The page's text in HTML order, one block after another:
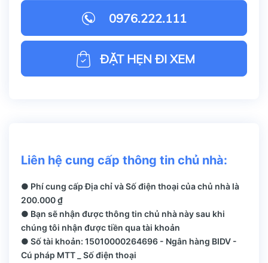
0976.222.111
ĐẶT HẸN ĐI XEM
Liên hệ cung cấp thông tin chủ nhà:
● Phí cung cấp Địa chỉ và Số điện thoại của chủ nhà là
200.000 ₫
● Bạn sẽ nhận được thông tin chủ nhà này sau khi
chúng tôi nhận được tiền qua tài khoản
● Số tài khoản: 15010000264696 - Ngân hàng BIDV -
Cú pháp MTT _ Số điện thoại